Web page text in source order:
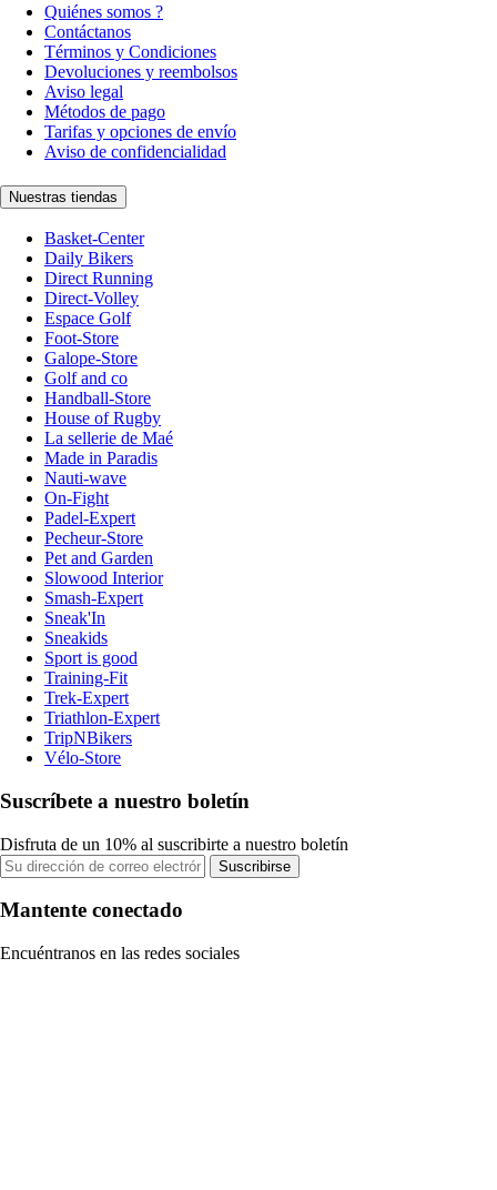
Quiénes somos ?
Contáctanos
Términos y Condiciones
Devoluciones y reembolsos
Aviso legal
Métodos de pago
Tarifas y opciones de envío
Aviso de confidencialidad
Nuestras tiendas
Basket-Center
Daily Bikers
Direct Running
Direct-Volley
Espace Golf
Foot-Store
Galope-Store
Golf and co
Handball-Store
House of Rugby
La sellerie de Maé
Made in Paradis
Nauti-wave
On-Fight
Padel-Expert
Pecheur-Store
Pet and Garden
Slowood Interior
Smash-Expert
Sneak'In
Sneakids
Sport is good
Training-Fit
Trek-Expert
Triathlon-Expert
TripNBikers
Vélo-Store
Suscríbete a nuestro boletín
Disfruta de un 10% al suscribirte a nuestro boletín
Suscribirse
Mantente conectado
Encuéntranos en las redes sociales